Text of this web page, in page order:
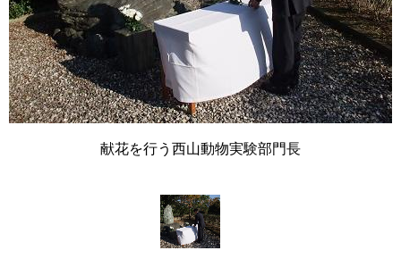
献花を行う西山動物実験部門長